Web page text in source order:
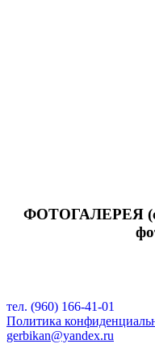
ФОТОГАЛЕРЕЯ
тел. (960) 166-41-01
Политика
gerbikan@yandex.ru